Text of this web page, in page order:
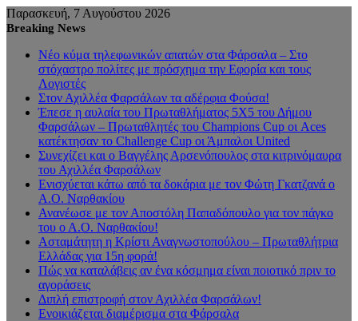
Παρασκευή, 7 Αυγούστου 2026
Breaking News
Νέο κύμα τηλεφωνικών απατών στα Φάρσαλα – Στο
στόχαστρο πολίτες με πρόσχημα την Εφορία και τους
Λογιστές
Στον Αχιλλέα Φαρσάλων τα αδέρφια Φούσα!
Έπεσε η αυλαία του Πρωταθλήματος 5Χ5 του Δήμου
Φαρσάλων – Πρωταθλητές του Champions Cup οι Aces
κατέκτησαν το Challenge Cup οι Άμπαλοι United
Συνεχίζει και ο Βαγγέλης Αρσενόπουλος στα κιτρινόμαυρα
του Αχιλλέα Φαρσάλων
Ενισχύεται κάτω από τα δοκάρια με τον Φώτη Γκατζανά ο
Α.Ο. Ναρθακίου
Ανανέωσε με τον Αποστόλη Παπαδόπουλο για τον πάγκο
του ο Α.Ο. Ναρθακίου!
Ασταμάτητη η Κρίστι Αναγνωστοπούλου – Πρωταθλήτρια
Ελλάδας για 15η φορά!
Πώς να καταλάβεις αν ένα κόσμημα είναι ποιοτικό πριν το
αγοράσεις
Διπλή επιστροφή στον Αχιλλέα Φαρσάλων!
Ενοικιάζεται διαμέρισμα στα Φάρσαλα